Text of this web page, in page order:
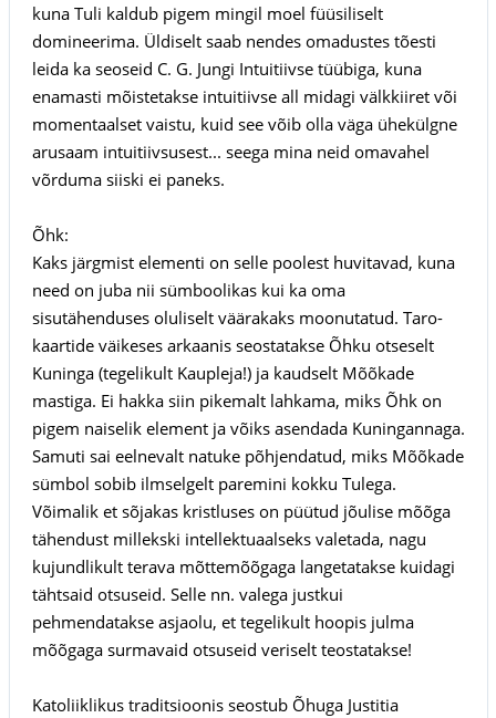
kuna Tuli kaldub pigem mingil moel füüsiliselt
domineerima. Üldiselt saab nendes omadustes tõesti
leida ka seoseid C. G. Jungi Intuitiivse tüübiga, kuna
enamasti mõistetakse intuitiivse all midagi välkkiiret või
momentaalset vaistu, kuid see võib olla väga ühekülgne
arusaam intuitiivsusest... seega mina neid omavahel
võrduma siiski ei paneks.
Õhk:
Kaks järgmist elementi on selle poolest huvitavad, kuna
need on juba nii sümboolikas kui ka oma
sisutähenduses oluliselt väärakaks moonutatud. Taro-
kaartide väikeses arkaanis seostatakse Õhku otseselt
Kuninga (tegelikult Kaupleja!) ja kaudselt Mõõkade
mastiga. Ei hakka siin pikemalt lahkama, miks Õhk on
pigem naiselik element ja võiks asendada Kuningannaga.
Samuti sai eelnevalt natuke põhjendatud, miks Mõõkade
sümbol sobib ilmselgelt paremini kokku Tulega.
Võimalik et sõjakas kristluses on püütud jõulise mõõga
tähendust millekski intellektuaalseks valetada, nagu
kujundlikult terava mõttemõõgaga langetatakse kuidagi
tähtsaid otsuseid. Selle nn. valega justkui
pehmendatakse asjaolu, et tegelikult hoopis julma
mõõgaga surmavaid otsuseid veriselt teostatakse!
Katoliiklikus traditsioonis seostub Õhuga Justitia